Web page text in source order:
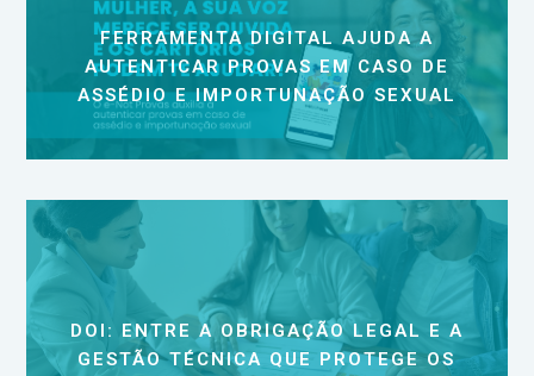
FERRAMENTA DIGITAL AJUDA A
AUTENTICAR PROVAS EM CASO DE
ASSÉDIO E IMPORTUNAÇÃO SEXUAL
DOI: ENTRE A OBRIGAÇÃO LEGAL E A
GESTÃO TÉCNICA QUE PROTEGE OS